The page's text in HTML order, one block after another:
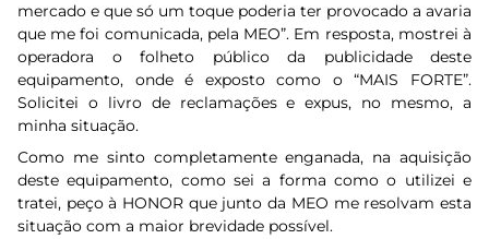
mercado e que só um toque poderia ter provocado a avaria
que me foi comunicada, pela MEO”. Em resposta, mostrei à
operadora o folheto público da publicidade deste
equipamento, onde é exposto como o “MAIS FORTE”.
Solicitei o livro de reclamações e expus, no mesmo, a
minha situação.
Como me sinto completamente enganada, na aquisição
deste equipamento, como sei a forma como o utilizei e
tratei, peço à HONOR que junto da MEO me resolvam esta
situação com a maior brevidade possível.